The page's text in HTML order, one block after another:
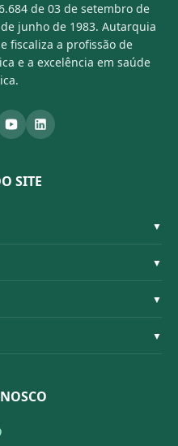
de 03 de setembro de
junho de 1983. Autarquia
fiscaliza a profissão de
e a excelência em saúde
SITE
▼
▼
▼
▼